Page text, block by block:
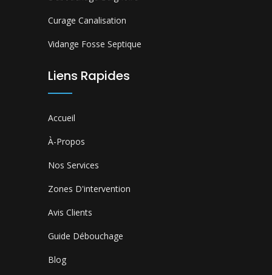
Curage Canalisation
Vidange Fosse Septique
Liens Rapides
Accueil
À-Propos
Nos Services
Zones D'intervention
Avis Clients
Guide Débouchage
Blog